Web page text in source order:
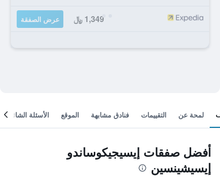
1,349 ﷼ عرض الصفقة
لمحة عن التقييمات فنادق مشابهة الموقع الأسئلة الشائعة
أفضل صفقات إيسيجيكوساندو
إيسيشينسين